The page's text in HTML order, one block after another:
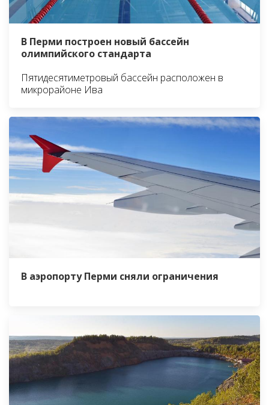
В Перми построен новый бассейн
олимпийского стандарта
Пятидесятиметровый бассейн расположен в
микрорайоне Ива
В аэропорту Перми сняли ограничения